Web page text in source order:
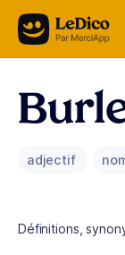
Aller au contenu
adjectif
Définitions,